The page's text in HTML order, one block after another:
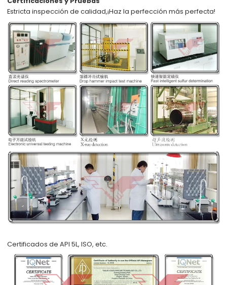
Estricta inspección de calidad,¡Haz la perfección más perfecta!
Certificados de API 5L, ISO, etc.